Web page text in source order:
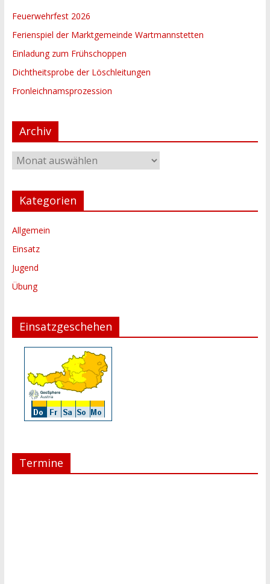
Feuerwehrfest 2026
Ferienspiel der Marktgemeinde Wartmannstetten
Einladung zum Frühschoppen
Dichtheitsprobe der Löschleitungen
Fronleichnamsprozession
Archiv
Archiv
Kategorien
Allgemein
Einsatz
Jugend
Übung
Einsatzgeschehen
Termine